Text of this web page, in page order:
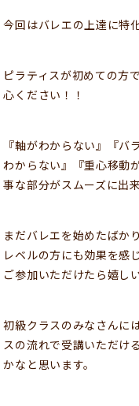
今回はバレエの上達に特
ピラティスが初めての方
心ください！！
『軸がわからない』『
わからない』『重心移動
事な部分がスムーズに出
まだバレエを始めたばか
レベルの方にも効果を感
ご参加いただけたら嬉し
初級クラスのみなさんに
スの流れで受講いただけ
かなと思います。